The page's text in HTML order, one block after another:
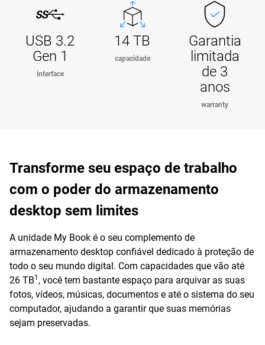
USB 3.2
Gen 1
interface
14 TB
capacidade
Garantia
limitada
de 3
anos
warranty
Transforme seu espaço de trabalho
com o poder do armazenamento
desktop sem limites
A unidade My Book é o seu complemento de
armazenamento desktop confiável dedicado à proteção de
todo o seu mundo digital. Com capacidades que vão até
26 TB1 , você tem bastante espaço para arquivar as suas
fotos, vídeos, músicas, documentos e até o sistema do seu
computador, ajudando a garantir que suas memórias
sejam preservadas.